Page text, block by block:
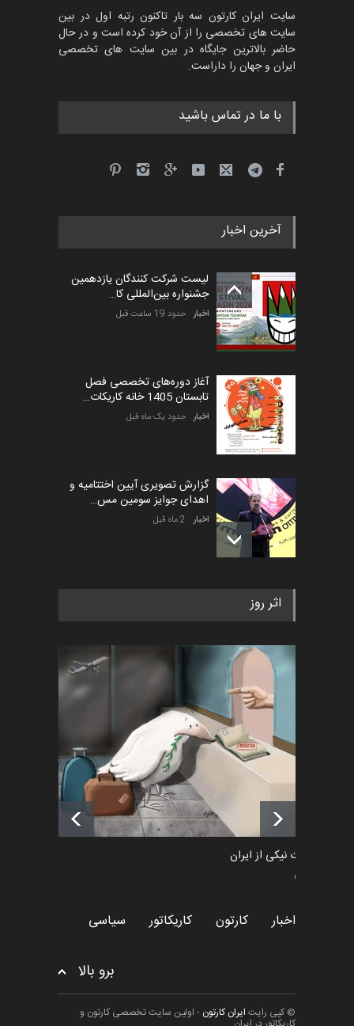
سایت ایران کارتون سه بار تاکنون رتبه اول در بین
سایت های تخصصی را از آن خود کرده است و در حال
حاضر بالاترین جایگاه در بین سایت های تخصصی
ایران و جهان را داراست.
با ما در تماس باشید
آخرین اخبار
لیست شرکت کنندگان یازدهمین
جشنواره بین‌المللی کا…
اخبار حدود 19 ساعت قبل
آغاز دوره‌های تخصصی فصل
تابستان 1405 خانه کاریکات…
اخبار حدود یک ماه قبل
گزارش تصویری آیین اختتامیه و
اهدای جوایز سومین مس…
اخبار 2 ماه قبل
به یاد اردوغان باشول (۱۹۳۶–
اخبار 2 ماه قبل
رویداد کارگاهی کارتون و پوستر
«ایران سربلند» به ا…
اخبار 6 ماه قبل
فراخوان رویداد کارگاهی کارتون و
پوستر "ایران سربل…
اخبار 6 ماه قبل
اثر روز
طراوت نیکی از ایران
سیاسی
اخبار کارتون کاریکاتور سیاسی
برو بالا
© کپی رایت ایران کارتون - اولین سایت تخصصی کارتون و